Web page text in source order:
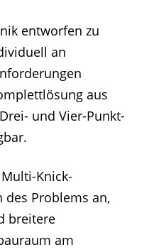
entworfen zu
an
aus
und Vier-Punkt-
Knick-
Problems an,
breitere
am